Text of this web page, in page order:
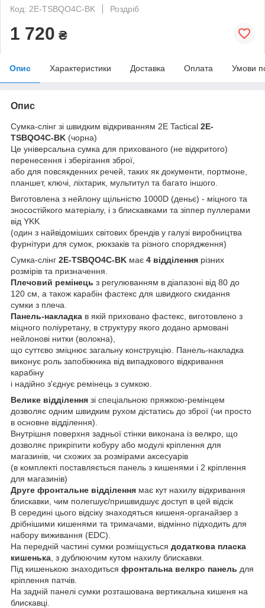
Код: 2E-TSBQO4C-BK
Роздріб
1 720 ₴
Опис Характеристики Доставка Оплата Умови
Опис
Сумка-слінг зі швидким відкриванням 2Е Tactical 2E-
TSBQO4C-BK (чорна)
Це універсальна сумка для прихованого (не відкритого)
перенесення і зберігання зброї,
або для повсякденних речей, таких як документи, портмоне,
планшет, ключі, ліхтарик, мультитул та багато іншого.
Виготовлена з нейлону щільністю 1000D (деньє) - міцного та
зносостійкого матеріалу, і з блискавками та зіппер пуллерами
від YKK
(один з найвідоміших світових брендів у галузі виробництва
фурнітури для сумок, рюкзаків та різного спорядження)
Сумка-слінг 2E-TSBQO4C-BK має 4 відділення різних
розмірів та призначення.
Плечовий ремінець з регулюванням в діапазоні від 80 до
120 см, а також карабін фастекс для швидкого скидання
сумки з плеча.
Панель-накладка в якій приховано фастекс, виготовлено з
міцного поліуретану, в структуру якого додано армовані
нейлонові нитки (волокна),
що суттєво зміцнює загальну конструкцію. Панель-накладка
виконує роль запобіжника від випадкового відкривання
карабіну
і надійно з'єднує ремінець з сумкою.
Велике відділення зі спеціальною пряжкою-ремінцем
дозволяє одним швидким рухом дістатись до зброї (чи просто
в основне відділення).
Внутрішня поверхня задньої стінки виконана із велкро, що
дозволяє прикріпити кобуру або модулі кріплення для
магазинів, чи схожих за розмірами аксесуарів
(в комплекті поставляється панель з кишенями і 2 кріплення
для магазинів)
Друге фронтальне відділення має кут нахилу відкривання
блискавки, чим полегшує/пришвидшує доступ в цей відсік
В середині цього відсіку знаходяться кишеня-органайзер з
дрібнішими кишенями та тримачами, відмінно підходить для
набору виживання (EDC).
На передній частині сумки розміщується додаткова пласка
кишенька , з дублюючим кутом нахилу блискавки.
Під кишенькою знаходиться фронтальна велкро панель для
кріплення патчів.
На задній панелі сумки розташована вертикальна кишеня на
блискавці.